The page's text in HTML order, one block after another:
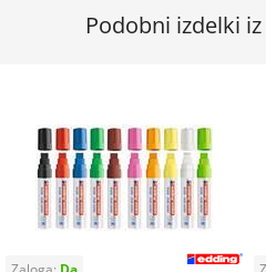
Podobni izdelki